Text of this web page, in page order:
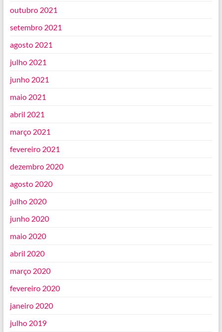
outubro 2021
setembro 2021
agosto 2021
julho 2021
junho 2021
maio 2021
abril 2021
março 2021
fevereiro 2021
dezembro 2020
agosto 2020
julho 2020
junho 2020
maio 2020
abril 2020
março 2020
fevereiro 2020
janeiro 2020
julho 2019